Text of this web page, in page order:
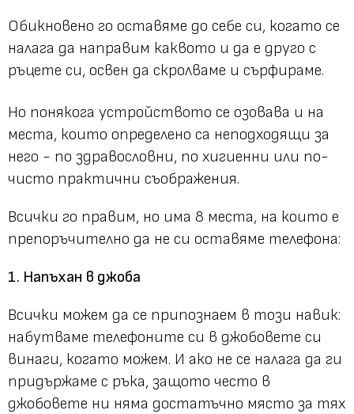
Обикновено го оставяме до себе си, когато се
налага да направим каквото и да е друго с
ръцете си, освен да скролваме и сърфираме.
Но понякога устройството се озовава и на
места, които определено са неподходящи за
него - по здравословни, по хигиенни или по-
чисто практични съображения.
Всички го правим, но има 8 места, на които е
препоръчително да не си оставяме телефона:
1. Напъхан в джоба
Всички можем да се припознаем в този навик:
набутваме телефоните си в джобовете си
винаги, когато можем. И ако не се налага да ги
придържаме с ръка, защото често в
джобовете ни няма достатъчно място за тях